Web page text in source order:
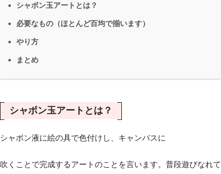
シャボン玉アートとは？
必要なもの（ほとんど百均で揃います）
やり方
まとめ
シャボン玉アートとは？
シャボン液に絵の具で色付けし、キャンバスに
吹くことで完成するアートのことを言います。普段遊びなれて